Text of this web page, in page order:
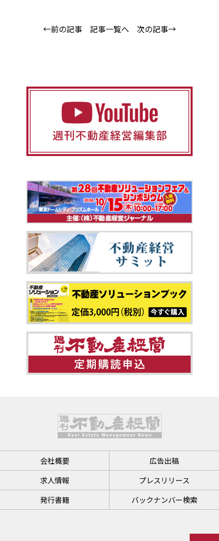
←前の記事 記事一覧へ 次の記事→
会社概要
広告出稿
求人情報
プレスリリース
発行書籍
バックナンバー検索